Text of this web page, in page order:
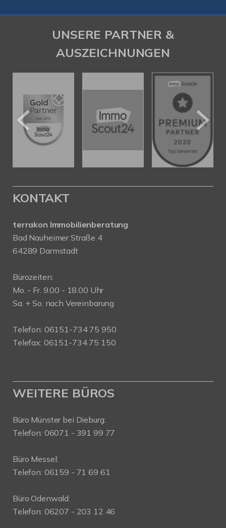
UNSERE PARTNER &
AUSZEICHNUNGEN
KONTAKT
terrakon Immobilienberatung
Bad Nauheimer Straße 4
64289 Darmstadt
Bürozeiten:
Mo. - Fr. 9.00 - 18.00 Uhr
Sa. + So. nach Vereinbarung
Telefon: 06151-734 75 950
Telefax: 06151-734 75 150
WEITERE BÜROS
Büro Münster bei Dieburg:
Telefon: 06071 - 391 99 77
Büro Messel:
Telefon: 06159 - 71 69 61
Büro Odenwald:
Telefon: 06207 - 203 12 46